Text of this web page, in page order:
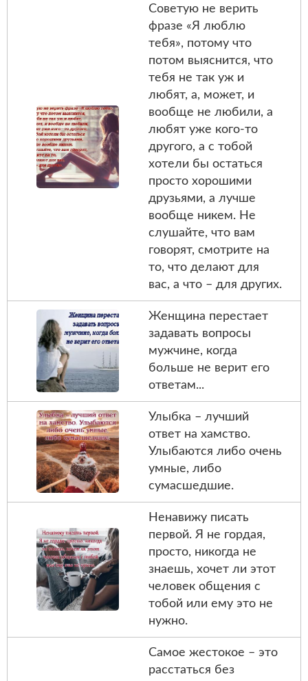
Советую не верить
фразе «Я люблю
тебя», потому что
потом выяснится, что
тебя не так уж и
любят, а, может, и
вообще не любили, а
любят уже кого-то
другого, а с тобой
хотели бы остаться
просто хорошими
друзьями, а лучше
вообще никем. Не
слушайте, что вам
говорят, смотрите на
то, что делают для
вас, а что – для других.
Женщина перестает
задавать вопросы
мужчине, когда
больше не верит его
ответам...
Улыбка – лучший
ответ на хамство.
Улыбаются либо очень
умные, либо
сумасшедшие.
Ненавижу писать
первой. Я не гордая,
просто, никогда не
знаешь, хочет ли этот
человек общения с
тобой или ему это не
нужно.
Самое жестокое – это
расстаться без